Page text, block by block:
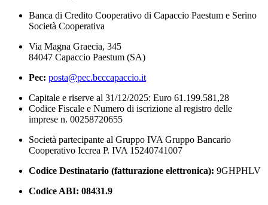
Banca di Credito Cooperativo di Capaccio Paestum e Serino
Società Cooperativa
Via Magna Graecia, 345
84047 Capaccio Paestum (SA)
Pec: posta@pec.bcccapaccio.it
Capitale e riserve al 31/12/2025: Euro 61.199.581,28
Codice Fiscale e Numero di iscrizione al registro delle
imprese n. 00258720655
Società partecipante al Gruppo IVA Gruppo Bancario
Cooperativo Iccrea P. IVA 15240741007
Codice Destinatario (fatturazione elettronica): 9GHPHLV
Codice ABI: 08431.9